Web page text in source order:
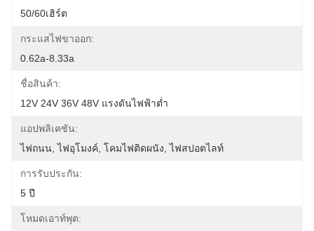
50/60เฮิร์ต
กระแสไฟขาออก:
0.62a-8.33a
ชื่อสินค้า:
12V 24V 36V 48V แรงดันไฟฟ้าต่ำ
แอปพลิเคชัน:
ไฟถนน, ไฟอุโมงค์, โคมไฟติดผนัง, ไฟสปอตไลท์
การรับประกัน:
5 ปี
โหมดเอาท์พุต: